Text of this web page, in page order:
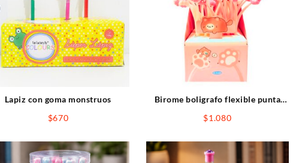
Lapiz con goma monstruos
$670
Birome boligrafo flexible punta
$1.080